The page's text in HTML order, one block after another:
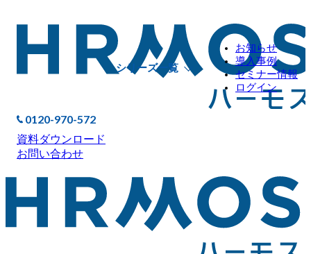
シリーズ一覧
お知らせ
導入事例
セミナー情報
ログイン
0120-970-572
資料ダウンロード
お問い合わせ